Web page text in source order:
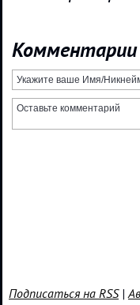
Комментарии
Подписаться на RSS|